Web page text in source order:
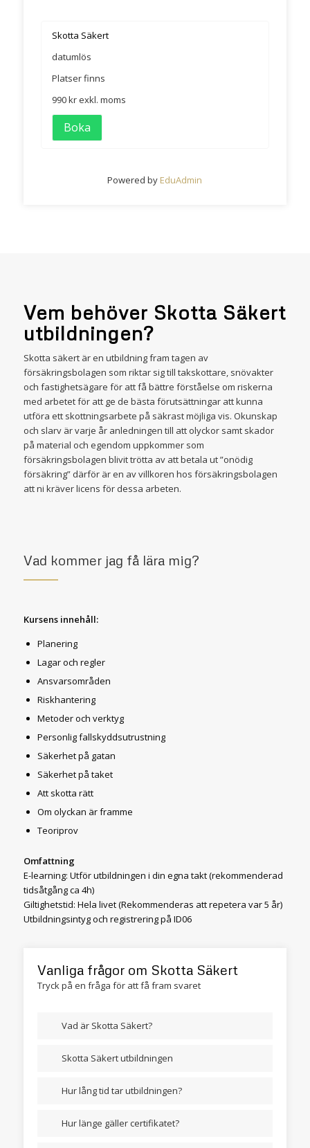
Skotta Säkert
datumlös
Platser finns
990 krexkl. moms
Boka
Powered by EduAdmin
Vem behöver Skotta Säkert
utbildningen?
Skotta säkert är en utbildning fram tagen av
försäkringsbolagen som riktar sig till takskottare, snövakter
och fastighetsägare för att få bättre förståelse om riskerna
med arbetet för att ge de bästa förutsättningar att kunna
utföra ett skottningsarbete på säkrast möjliga vis. Okunskap
och slarv är varje år anledningen till att olyckor samt skador
på material och egendom uppkommer som
försäkringsbolagen blivit trötta av att betala ut ”onödig
försäkring” därför är en av villkoren hos försäkringsbolagen
att ni kräver licens för dessa arbeten.
Vad kommer jag få lära mig?
Kursens innehåll:
Planering
Lagar och regler
Ansvarsområden
Riskhantering
Metoder och verktyg
Personlig fallskyddsutrustning
Säkerhet på gatan
Säkerhet på taket
Att skotta rätt
Om olyckan är framme
Teoriprov
Omfattning
E-learning: Utför utbildningen i din egna takt (rekommenderad
tidsåtgång ca 4h)
Giltighetstid: Hela livet (Rekommenderas att repetera var 5 år)
Utbildningsintyg och registrering på ID06
Vanliga frågor om Skotta Säkert
Tryck på en fråga för att få fram svaret
Vad är Skotta Säkert?
Skotta Säkert utbildningen
Hur lång tid tar utbildningen?
Hur länge gäller certifikatet?